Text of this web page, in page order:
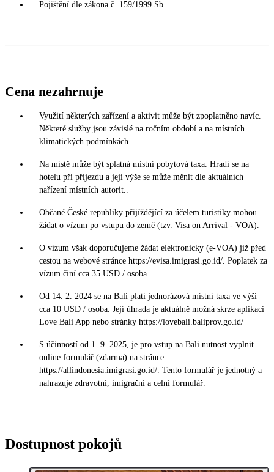
Pojištění dle zákona č. 159/1999 Sb.
Cena nezahrnuje
Využití některých zařízení a aktivit může být zpoplatněno navíc.
Některé služby jsou závislé na ročním období a na místních
klimatických podmínkách.
Na místě může být splatná místní pobytová taxa. Hradí se na
hotelu při příjezdu a její výše se může měnit dle aktuálních
nařízení místních autorit..
Občané České republiky přijíždějící za účelem turistiky mohou
žádat o vízum po vstupu do země (tzv. Visa on Arrival - VOA).
O vízum však doporučujeme žádat elektronicky (e-VOA) již před
cestou na webové stránce https://evisa.imigrasi.go.id/. Poplatek za
vízum činí cca 35 USD / osoba.
Od 14. 2. 2024 se na Bali platí jednorázová místní taxa ve výši
cca 10 USD / osoba. Její úhrada je aktuálně možná skrze aplikaci
Love Bali App nebo stránky https://lovebali.baliprov.go.id/
S účinností od 1. 9. 2025, je pro vstup na Bali nutnost vyplnit
online formulář (zdarma) na stránce
https://allindonesia.imigrasi.go.id/. Tento formulář je jednotný a
nahrazuje zdravotní, imigrační a celní formulář.
Dostupnost pokojů